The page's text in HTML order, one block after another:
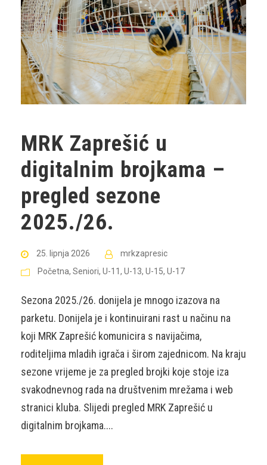
MRK Zaprešić u
digitalnim brojkama –
pregled sezone
2025./26.
25. lipnja 2026
mrkzapresic
Početna, Seniori, U-11 , U-13, U-15, U-17
Sezona 2025./26. donijela je mnogo izazova na
parketu. Donijela je i kontinuirani rast u načinu na
koji MRK Zaprešić komunicira s navijačima,
roditeljima mladih igrača i širom zajednicom. Na kraju
sezone vrijeme je za pregled brojki koje stoje iza
svakodnevnog rada na društvenim mrežama i web
stranici kluba. Slijedi pregled MRK Zaprešić u
digitalnim brojkama....